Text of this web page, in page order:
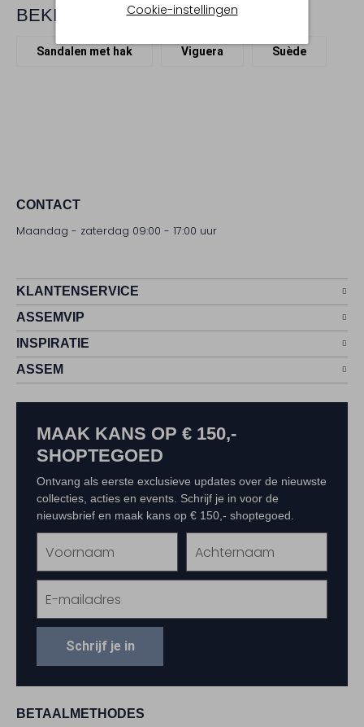
Cookie-instellingen
BEKIJK MEER
Sandalen met hak Viguera Suède
CONTACT
Maandag - zaterdag 09:00 - 17:00 uur
KLANTENSERVICE
ASSEMVIP
INSPIRATIE
ASSEM
BETAALMETHODES
MAAK KANS OP € 150,-
SHOPTEGOED
Ontvang als eerste exclusieve updates over de nieuwste
collecties, acties en events. Schrijf je in voor de
nieuwsbrief en maak kans op € 150,- shoptegoed.
Schrijf je in